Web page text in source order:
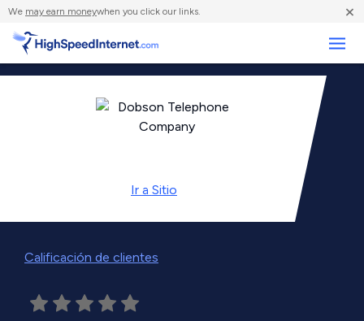
We may earn moneywhen you click our links. ×
Ir a Sitio
Calificación de clientes